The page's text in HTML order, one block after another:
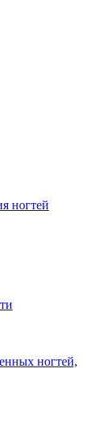
ногтей
ногтей,